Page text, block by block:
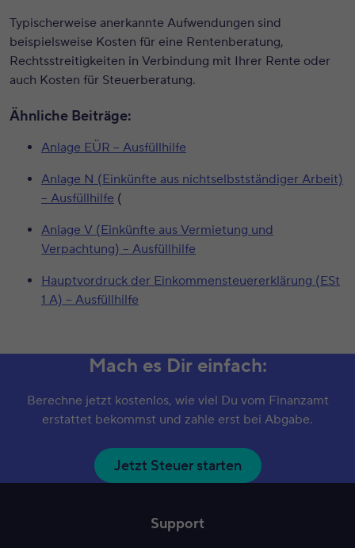
Typischerweise anerkannte Aufwendungen sind
beispielsweise Kosten für eine Rentenberatung,
Rechtsstreitigkeiten in Verbindung mit Ihrer Rente oder
auch Kosten für Steuerberatung.
Ähnliche Beiträge:
Anlage EÜR – Ausfüllhilfe
Anlage N (Einkünfte aus nichtselbstständiger Arbeit)
– Ausfüllhilfe (
Anlage V (Einkünfte aus Vermietung und
Verpachtung) – Ausfüllhilfe
Hauptvordruck der Einkommensteuererklärung (ESt
1 A) – Ausfüllhilfe
Mach es Dir einfach:
Berechne jetzt kostenlos, wie viel Du vom Finanzamt
erstattet bekommst und zahle erst bei Abgabe.
Jetzt Steuer starten
Support